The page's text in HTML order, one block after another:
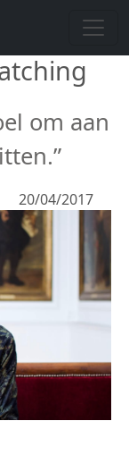
om aan
20/04/2017